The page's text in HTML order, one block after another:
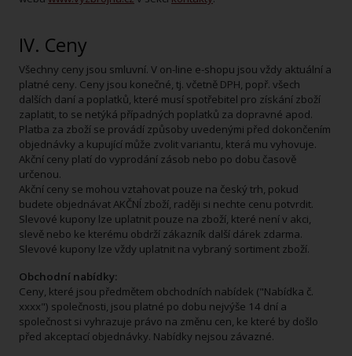
IV. Ceny
Všechny ceny jsou smluvní. V on-line e-shopu jsou vždy aktuální a
platné ceny. Ceny jsou konečné, tj. včetně DPH, popř. všech
dalších daní a poplatků, které musí spotřebitel pro získání zboží
zaplatit, to se netýká případných poplatků za dopravné apod.
Platba za zboží se provádí způsoby uvedenými před dokončením
objednávky a kupující může zvolit variantu, která mu vyhovuje.
Akční ceny platí do vyprodání zásob nebo po dobu časově
určenou.
Akční ceny se mohou vztahovat pouze na český trh, pokud
budete objednávat AKČNÍ zboží, raději si nechte cenu potvrdit.
Slevové kupony lze uplatnit pouze na zboží, které není v akci,
slevě nebo ke kterému obdrží zákazník další dárek zdarma.
Slevové kupony lze vždy uplatnit na vybraný sortiment zboží.
Obchodní nabídky:
Ceny, které jsou předmětem obchodních nabídek ("Nabídka č.
xxxx") společnosti, jsou platné po dobu nejvýše 14 dní a
společnost si vyhrazuje právo na změnu cen, ke které by došlo
před akceptací objednávky. Nabídky nejsou závazné.